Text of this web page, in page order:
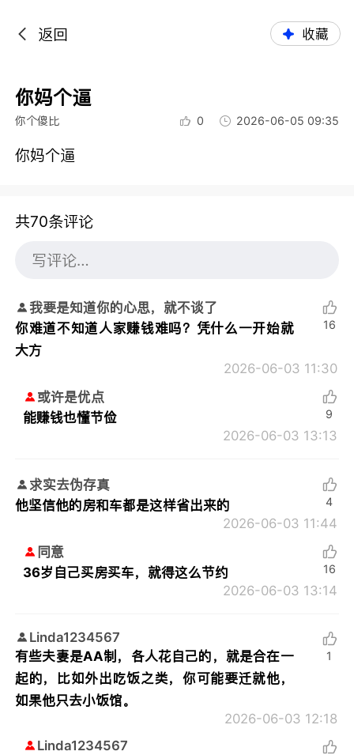
返回 收藏
你妈个逼
你个傻比 0 2026-06-05 09:35
你妈个逼
共70条评论
我要是知道你的心思，就不谈了
你难道不知道人家赚钱难吗？凭什么一开始就
大方
2026-06-03 11:30
16
或许是优点
能赚钱也懂节俭
2026-06-03 13:13
9
求实去伪存真
他坚信他的房和车都是这样省出来的
2026-06-03 11:44
4
同意
36岁自己买房买车，就得这么节约
2026-06-03 13:14
16
Linda1234567
有些夫妻是AA制，各人花自己的，就是合在一
起的，比如外出吃饭之类，你可能要迁就他，
如果他只去小饭馆。
2026-06-03 12:18
1
Linda1234567